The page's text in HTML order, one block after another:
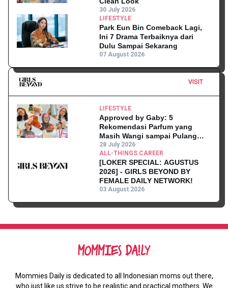
30 July 2026
LIFESTYLE
Park Eun Bin Comeback Lagi,
Ini 7 Drama Terbaiknya dari
Dulu Sampai Sekarang
07 August 2026
VISIT
LIFESTYLE
Approved by Gaby: 5
Rekomendasi Parfum yang
Masih Wangi sampai Pulang
Kantor
28 July 2026
ALL-THINGS CAREER
[LOKER SPECIAL: AGUSTUS
2026] - GIRLS BEYOND BY
FEMALE DAILY NETWORK!
03 August 2026
Mommies Daily is dedicated to all Indonesian moms out there,
who just like us strive to be realistic and practical mothers. We